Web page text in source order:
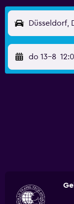
Düsseldorf,
do 13-8